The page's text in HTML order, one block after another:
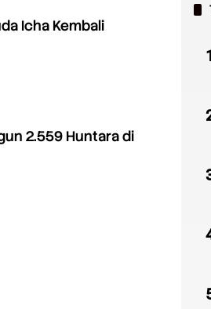
Icha Kembali
2.559 Huntara di
1